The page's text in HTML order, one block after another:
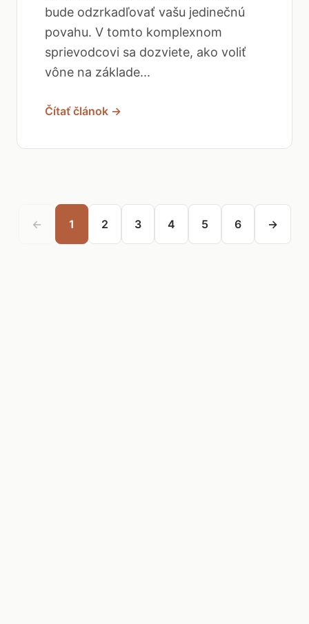
bude odzrkadľovať vašu jedinečnú
povahu. V tomto komplexnom
sprievodcovi sa dozviete, ako voliť
vône na základe...
Čítať článok →
← 1 2 3 4 5 6 →